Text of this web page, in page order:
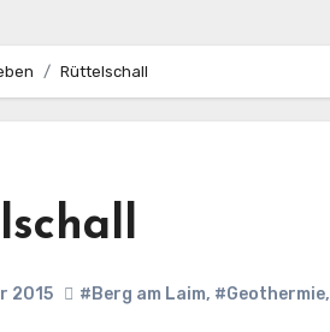
Rüttelschall
2015 #Berg am Laim, #Geothermie,